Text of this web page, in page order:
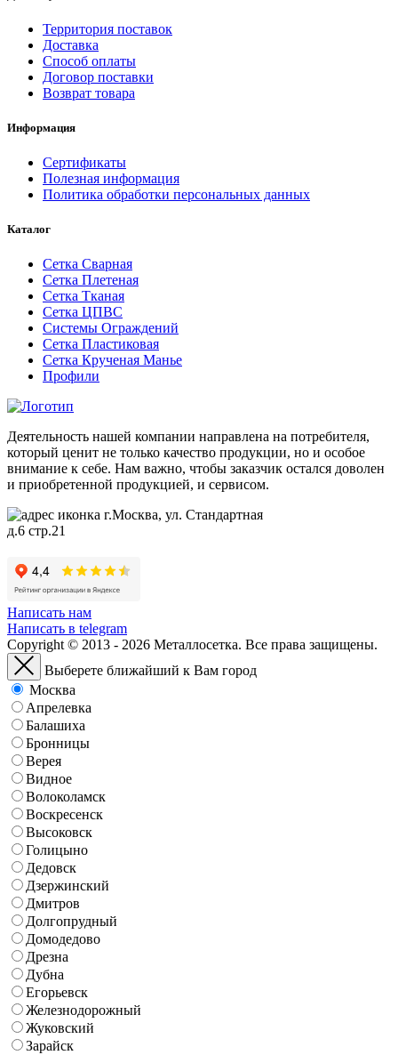
Территория поставок
Доставка
Способ оплаты
Договор поставки
Возврат товара
Информация
Сертификаты
Полезная информация
Политика обработки персональных данных
Каталог
Сетка Сварная
Сетка Плетеная
Сетка Тканая
Сетка ЦПВС
Системы Ограждений
Сетка Пластиковая
Сетка Крученая Манье
Профили
Деятельность нашей компании направлена на потребителя,
который ценит не только качество продукции, но и особое
внимание к себе. Нам важно, чтобы заказчик остался доволен
и приобретенной продукцией, и сервисом.
г.Москва, ул. Стандартная
д.6 стр.21
Написать нам
Написать в telegram
Copyright © 2013 - 2026 Металлосетка. Все права защищены.
Выберете ближайший к Вам город
Москва
Апрелевка
Балашиха
Бронницы
Верея
Видное
Волоколамск
Воскресенск
Высоковск
Голицыно
Дедовск
Дзержинский
Дмитров
Долгопрудный
Домодедово
Дрезна
Дубна
Егорьевск
Железнодорожный
Жуковский
Зарайск